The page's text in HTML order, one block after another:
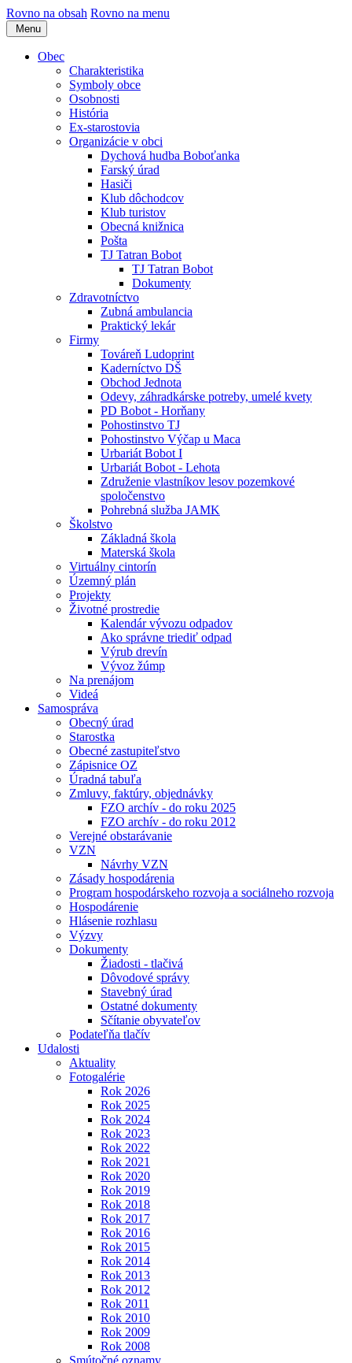
Rovno na obsah Rovno na menu
Menu
Obec
Charakteristika
Symboly obce
Osobnosti
História
Ex-starostovia
Organizácie v obci
Dychová hudba Boboťanka
Farský úrad
Hasiči
Klub dôchodcov
Klub turistov
Obecná knižnica
Pošta
TJ Tatran Bobot
TJ Tatran Bobot
Dokumenty
Zdravotníctvo
Zubná ambulancia
Praktický lekár
Firmy
Továreň Ludoprint
Kaderníctvo DŠ
Obchod Jednota
Odevy, záhradkárske potreby, umelé kvety
PD Bobot - Horňany
Pohostinstvo TJ
Pohostinstvo Výčap u Maca
Urbariát Bobot I
Urbariát Bobot - Lehota
Združenie vlastníkov lesov pozemkové
spoločenstvo
Pohrebná služba JAMK
Školstvo
Základná škola
Materská škola
Virtuálny cintorín
Územný plán
Projekty
Životné prostredie
Kalendár vývozu odpadov
Ako správne triediť odpad
Výrub drevín
Vývoz žúmp
Na prenájom
Videá
Samospráva
Obecný úrad
Starostka
Obecné zastupiteľstvo
Zápisnice OZ
Úradná tabuľa
Zmluvy, faktúry, objednávky
FZO archív - do roku 2025
FZO archív - do roku 2012
Verejné obstarávanie
VZN
Návrhy VZN
Zásady hospodárenia
Program hospodárskeho rozvoja a sociálneho rozvoja
Hospodárenie
Hlásenie rozhlasu
Výzvy
Dokumenty
Žiadosti - tlačivá
Dôvodové správy
Stavebný úrad
Ostatné dokumenty
Sčítanie obyvateľov
Podateľňa tlačív
Udalosti
Aktuality
Fotogalérie
Rok 2026
Rok 2025
Rok 2024
Rok 2023
Rok 2022
Rok 2021
Rok 2020
Rok 2019
Rok 2018
Rok 2017
Rok 2016
Rok 2015
Rok 2014
Rok 2013
Rok 2012
Rok 2011
Rok 2010
Rok 2009
Rok 2008
Smútočné oznamy